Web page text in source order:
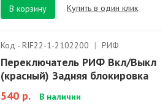
В корзину Купить в один клик
Код - RIF22-1-2102200 | РИФ
Переключатель РИФ Вкл/Выкл
(красный) Задняя блокировка
540 р.
В наличии